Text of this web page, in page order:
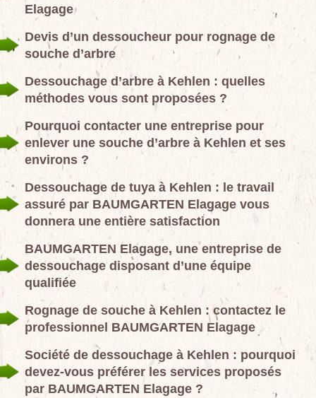
Elagage
Devis d’un dessoucheur pour rognage de
souche d’arbre
Dessouchage d’arbre à Kehlen : quelles
méthodes vous sont proposées ?
Pourquoi contacter une entreprise pour
enlever une souche d’arbre à Kehlen et ses
environs ?
Dessouchage de tuya à Kehlen : le travail
assuré par BAUMGARTEN Elagage vous
donnera une entière satisfaction
BAUMGARTEN Elagage, une entreprise de
dessouchage disposant d’une équipe
qualifiée
Rognage de souche à Kehlen : contactez le
professionnel BAUMGARTEN Elagage
Société de dessouchage à Kehlen : pourquoi
devez-vous préférer les services proposés
par BAUMGARTEN Elagage ?